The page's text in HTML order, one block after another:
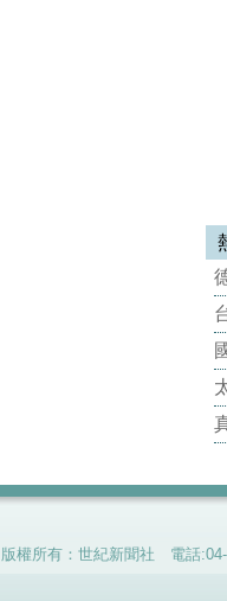
版權所有：世紀新聞社 電話